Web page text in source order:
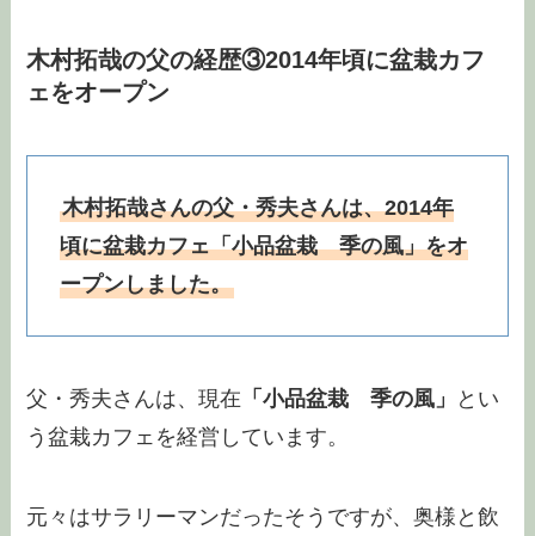
木村拓哉の父の経歴③2014年頃に盆栽カフ
ェをオープン
木村拓哉さんの父・秀夫さんは、2014年
頃に盆栽カフェ「小品盆栽 季の風」をオ
ープンしました。
父・秀夫さんは、現在 「小品盆栽 季の風」
とい
う盆栽カフェを経営しています。
元々はサラリーマンだったそうですが、奥様と飲